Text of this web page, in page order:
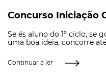
Concurso Iniciação
Se és aluno do 1º ciclo, se
uma boa ideia, concorre
Continuar a ler